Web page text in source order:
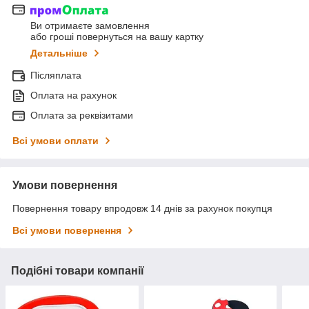
Ви отримаєте замовлення
або гроші повернуться на вашу картку
Детальніше
Післяплата
Оплата на рахунок
Оплата за реквізитами
Всі умови оплати
Умови повернення
Повернення товару впродовж 14 днів за рахунок покупця
Всі умови повернення
Подібні товари компанії